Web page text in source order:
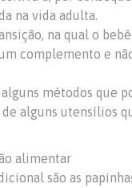
na vida adulta.
na qual o
complemento e
métodos que
alguns utensílios
alimentar
são as